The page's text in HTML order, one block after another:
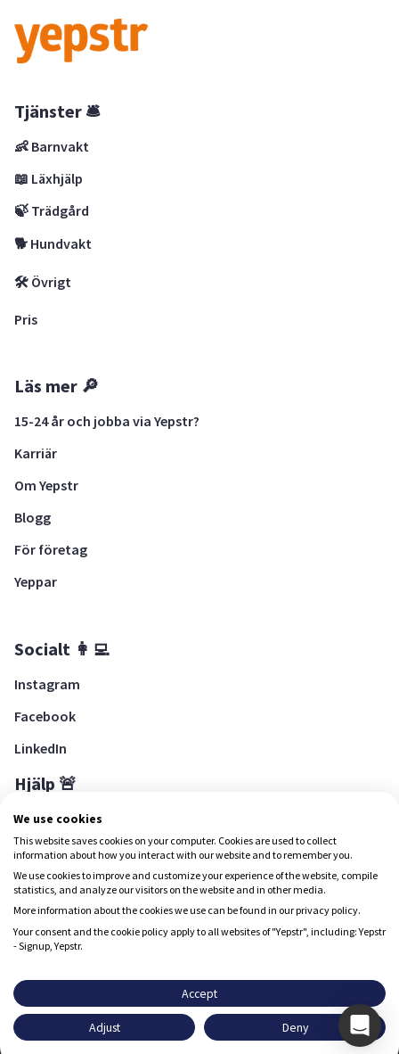
Tjänster 🛎
👶 Barnvakt
📖 Läxhjälp
🍃 Trädgård
🐕 Hundvakt
🛠 Övrigt
Pris
Läs mer 🔎
15-24 år och jobba via Yepstr?
Karriär
Om Yepstr
Blogg
För företag
Yeppar
Socialt 👩‍💻
Instagram
Facebook
LinkedIn
Hjälp 🚨
Hjälpcenter
Ladda ned Yepstr
Ladda ned Yepstr
Yepstr AB • Org. 556997-9817 • Skeppsbron 28, 111 30
Stockholm
upplevelse.
We use cookies
This website saves cookies on your computer. Cookies are used to collect
information about how you interact with our website and to remember you.
We use cookies to improve and customize your experience of the website, compile
statistics, and analyze our visitors on the website and in other media.
More information about the cookies we use can be found in our privacy policy.
Your consent and the cookie policy apply to all websites of "Yepstr", including: Yepstr
- Signup, Yepstr.
Accept
Adjust Deny